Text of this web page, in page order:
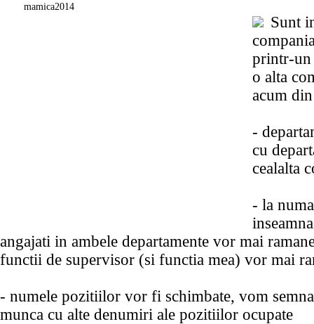
mamica2014
Sunt
printr-un
o alta
acum
-
cu
cealalta
- la
angajati in ambele departamente vor mai
functii de supervisor (si functia mea) vor mai
- numele pozitiilor vor fi schimbate, vom
munca cu alte denumiri ale pozitiilor ocupate